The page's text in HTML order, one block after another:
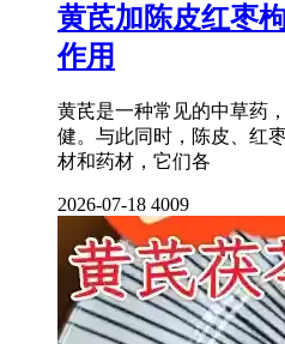
黄芪加陈皮红枣
作用
黄芪是一种常见的中草药
健。与此同时，陈皮、红
材和药材，它们各
2026-07-18 4009